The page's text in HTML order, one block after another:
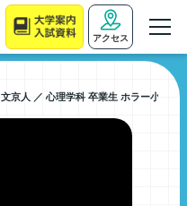
アクセス
文京人 ／ 心理学科 卒業生 ホラー小説家